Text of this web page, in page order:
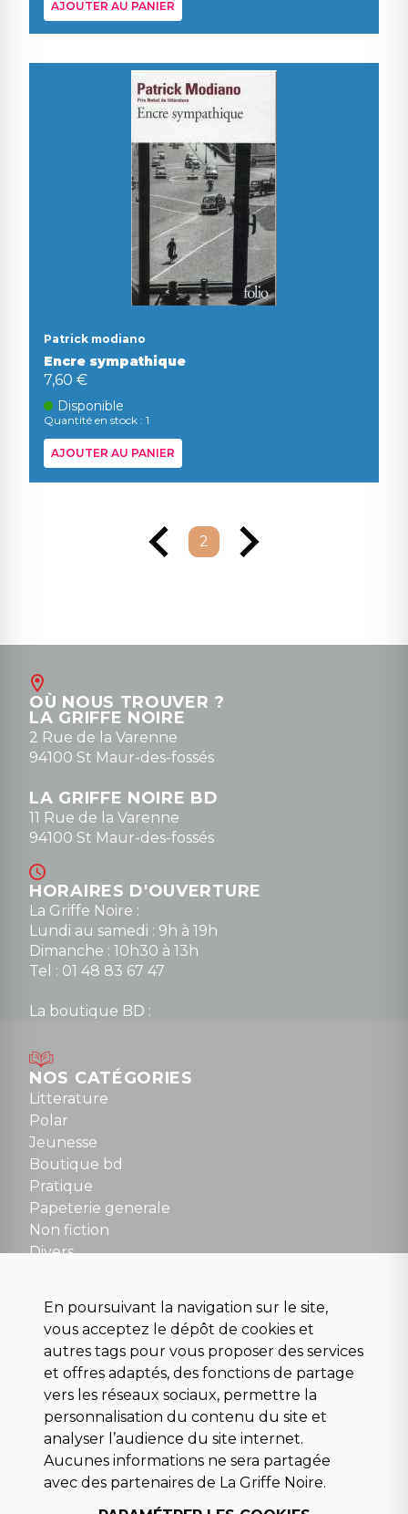
AJOUTER AU PANIER
Patrick modiano
Encre sympathique
7,60 €
Disponible
Quantité en stock : 1
AJOUTER AU PANIER
2
OÙ NOUS TROUVER ?
LA GRIFFE NOIRE
2 Rue de la Varenne
94100 St Maur-des-fossés
LA GRIFFE NOIRE BD
11 Rue de la Varenne
94100 St Maur-des-fossés
HORAIRES D'OUVERTURE
La Griffe Noire :
Lundi au samedi : 9h à 19h
Dimanche : 10h30 à 13h
Tel : 01 48 83 67 47
La boutique BD :
Mardi au samedi : 10h à 13h / 14h à 19h
Dimanche : 10h30 à 12h30
Tel : 01 48 89 13 88
Fermé le dimanche en Juillet et Août
NOUS CONTACTER
contact@la-griffe-noire.com
NOS CATÉGORIES
Litterature
Polar
Jeunesse
Boutique bd
Pratique
Papeterie generale
Non fiction
Divers
Para scolaire
Histoire
Pochoteque
Pleiade
INFORMATIONS
Droit de rétractation
En poursuivant la navigation sur le site,
vous acceptez le dépôt de cookies et
autres tags pour vous proposer des services
et offres adaptés, des fonctions de partage
vers les réseaux sociaux, permettre la
personnalisation du contenu du site et
analyser l’audience du site internet.
Aucunes informations ne sera partagée
avec des partenaires de La Griffe Noire.